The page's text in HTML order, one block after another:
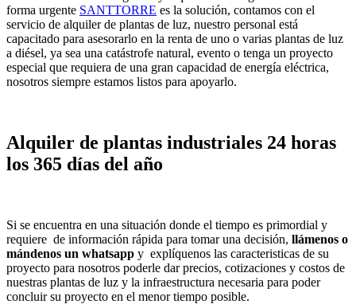
forma urgente SANTTORRE es la solución, contamos con el
servicio de alquiler de plantas de luz, nuestro personal está
capacitado para asesorarlo en la renta de uno o varias plantas de luz
a diésel, ya sea una catástrofe natural, evento o tenga un proyecto
especial que requiera de una gran capacidad de energía eléctrica,
nosotros siempre estamos listos para apoyarlo.
Alquiler de plantas industriales 24 horas
los 365 días del año
Si se encuentra en una situación donde el tiempo es primordial y
requiere de información rápida para tomar una decisión, llámenos o
mándenos un whatsapp y explíquenos las caracteristicas de su
proyecto para nosotros poderle dar precios, cotizaciones y costos de
nuestras plantas de luz y la infraestructura necesaria para poder
concluir su proyecto en el menor tiempo posible.